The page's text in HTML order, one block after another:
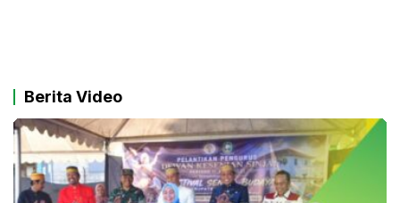
Berita Video